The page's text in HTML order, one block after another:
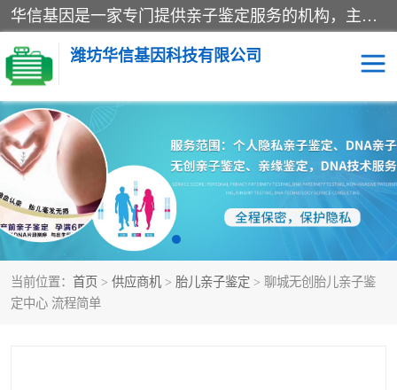
华信基因是一家专门提供亲子鉴定服务的机构，主要业务：济南亲子鉴定、临沂亲子鉴定、菏泽亲子鉴定、淄博亲子鉴定、青岛亲子鉴定、日照亲子鉴定、临朐亲子鉴定、寿光亲子鉴定等，联合广州、上海、北京、深圳、杭州、武汉、成都、合肥、贵阳、沈阳等地区有法医物证鉴定机构及基因检测公司，为国内外客户提供便捷的DNA鉴定服务。
潍坊华信基因科技有限公司
当前位置： 首页 > 供应商机 > 胎儿亲子鉴定 > 聊城无创胎儿亲子鉴
定中心 流程简单
亲子鉴定 DNA亲子鉴定
隐私亲子鉴定 无创亲子鉴定
孕期亲子鉴定